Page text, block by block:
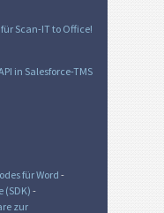
Scan-IT to Office!
in Salesforce-TMS
für Word-
(SDK)-
zur